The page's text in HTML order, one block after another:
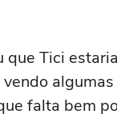
Tici
falta bem